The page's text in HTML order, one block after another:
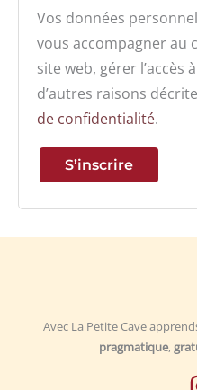
Vos données
vous accompagner au
site web, gérer
d’autres raisons
de confidentialité.
S’inscrire
Avec La Petite Cave
pragmatique,